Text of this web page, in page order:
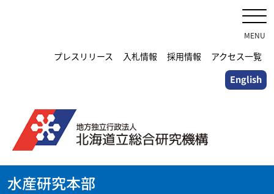
ッ
プ
プレスリリース 入札情報 採用情報 アクセス一覧
English
MENU
水産研究本部